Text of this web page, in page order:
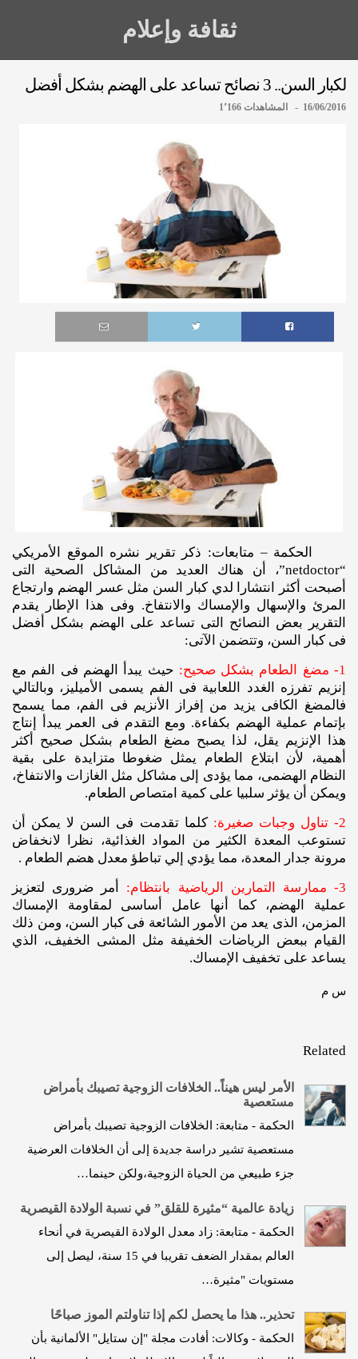
ثقافة وإعلام
لكبار السن.. 3 نصائح تساعد على الهضم بشكل أفضل
16/06/2016 - المشاهدات 1٬166
الحكمة – متابعات: ذكر تقرير نشره الموقع الأمريكي
“netdoctor”، أن هناك العديد من المشاكل الصحية التى
أصبحت أكثر انتشارا لدي كبار السن مثل عسر الهضم وارتجاع
المرئ والإسهال والإمساك والانتفاخ. وفى هذا الإطار يقدم
التقرير بعض النصائح التى تساعد على الهضم بشكل أفضل
فى كبار السن، وتتضمن الآتى:
1- مضغ الطعام بشكل صحيح:
حيث يبدأ الهضم فى الفم مع
إنزيم تفرزه الغدد اللعابية فى الفم يسمى الأميليز، وبالتالي
فالمضغ الكافى يزيد من إفراز الأنزيم فى الفم، مما يسمح
بإتمام عملية الهضم بكفاءة. ومع التقدم فى العمر يبدأ إنتاج
هذا الإنزيم يقل، لذا يصبح مضغ الطعام بشكل صحيح أكثر
أهمية، لأن ابتلاع الطعام يمثل ضغوطا متزايدة على بقية
النظام الهضمى، مما يؤدى إلى مشاكل مثل الغازات والانتفاخ،
ويمكن أن يؤثر سلبيا على كمية امتصاص الطعام.
2- تناول وجبات صغيرة:
كلما تقدمت فى السن لا يمكن أن
تستوعب المعدة الكثير من المواد الغذائية، نظرا لانخفاض
مرونة جدار المعدة، مما يؤدي إلي تباطؤ معدل هضم الطعام .
3- ممارسة التمارين الرياضية بانتظام:
أمر ضرورى لتعزيز
عملية الهضم، كما أنها عامل أساسى لمقاومة الإمساك
المزمن، الذى يعد من الأمور الشائعة فى كبار السن، ومن ذلك
القيام ببعض الرياضات الخفيفة مثل المشى الخفيف، الذي
يساعد على تخفيف الإمساك.
س م
Related
الأمر ليس هيناً.. الخلافات الزوجية تصيبك بأمراض
مستعصية
الحكمة - متابعة: الخلافات الزوجية تصيبك بأمراض
مستعصية تشير دراسة جديدة إلى أن الخلافات العرضية
جزء طبيعي من الحياة الزوجية،ولكن حينما…
زيادة عالمية “مثيرة للقلق” في نسبة الولادة القيصرية
الحكمة - متابعة: زاد معدل الولادة القيصرية في أنحاء
العالم بمقدار الضعف تقريبا في 15 سنة، ليصل إلى
مستويات "مثيرة…
تحذير.. هذا ما يحصل لكم إذا تناولتم الموز صباحًا
الحكمة - وكالات: أفادت مجلة "إن ستايل" الألمانية بأن